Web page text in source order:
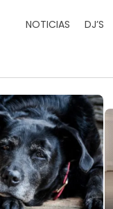
NOTICIAS DJ’S